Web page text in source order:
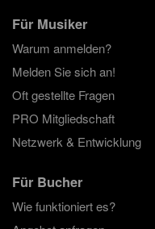
etwas dabei!
Für Musiker
Warum anmelden?
Melden Sie sich an!
Oft gestellte Fragen
PRO Mitgliedschaft
Netzwerk & Entwicklung
Für Bucher
Wie funktioniert es?